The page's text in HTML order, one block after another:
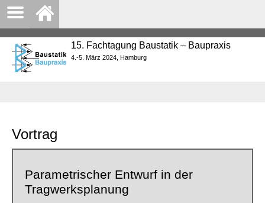
15. Fachtagung Baustatik – Baupraxis
4.-5. März 2024, Hamburg
Vortrag
Parametrischer Entwurf in der
Tragwerksplanung